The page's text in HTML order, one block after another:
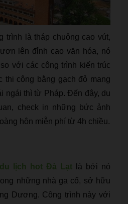
trình là tháp chuông cao vút,
lên đỉnh cao văn hóa, nó
với các công trình kiến trúc
thi công bằng gạch đỏ mang
ngái thì từ Pháp. Đến đây, du
check in những bức ảnh
hôn miễn phí từ 4h chiều.
lịch hot Đà Lạt là bởi nó
những nhà ga cổ, sở hữu
Dương. Công trình này với